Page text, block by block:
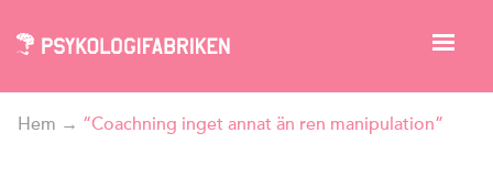
Hem → “Coachning inget annat än ren manipulation”